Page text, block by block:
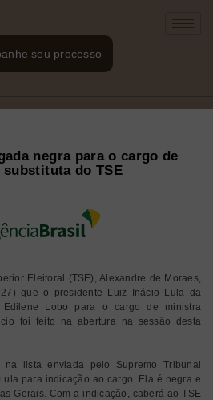
seu processo
negra para o cargo de
do TSE
Eleitoral (TSE), Alexandre de Moraes,
que o presidente Luiz Inácio Lula da
Lobo para o cargo de ministra
foi feito na abertura na sessão desta
lista enviada pelo Supremo Tribunal
para indicação ao cargo. Ela é negra e
Gerais. Com a indicação, caberá ao TSE